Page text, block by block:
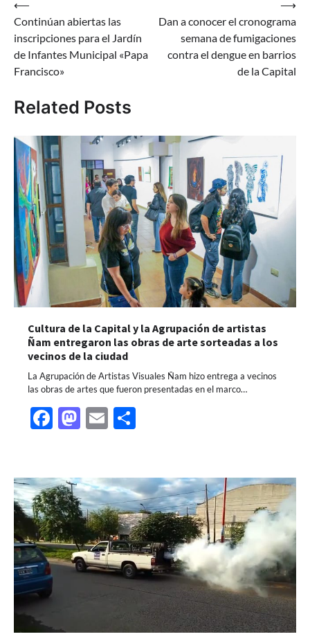
Navegación
de
entradas
⟵
Continúan abiertas las
inscripciones para el Jardín
de Infantes Municipal «Papa
Francisco»
Dan a conocer el cronograma
semana de fumigaciones
contra el dengue en barrios
de la Capital
⟶
Related Posts
Cultura de la Capital y la Agrupación de artistas
Ñam entregaron las obras de arte sorteadas a los
vecinos de la ciudad
La Agrupación de Artistas Visuales Ñam hizo entrega a vecinos
las obras de artes que fueron presentadas en el marco…
Facebook
Mastodon
Email